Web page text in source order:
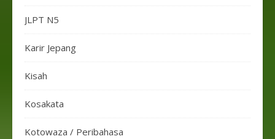
JLPT N5
Karir Jepang
Kisah
Kosakata
Kotowaza / Peribahasa